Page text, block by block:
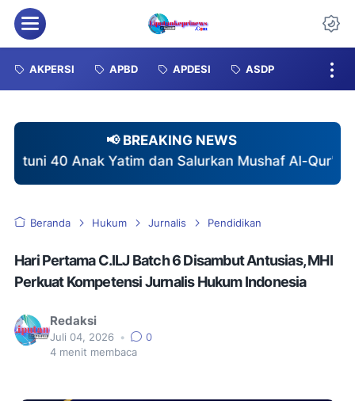
Menu
AKPERSI APBD APDESI ASDP
📢 BREAKING NEWS
dan Salurkan Mushaf Al-Qur'an di Pebayuran
♦
Beranda Hukum Jurnalis Pendidikan
Hari Pertama C.ILJ Batch 6 Disambut Antusias, MHI
Perkuat Kompetensi Jurnalis Hukum Indonesia
Redaksi
Juli 04, 2026 •
0
4 menit membaca